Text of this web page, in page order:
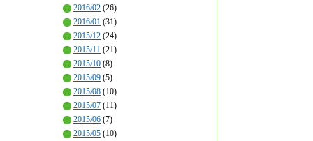
2016/02 (26)
2016/01 (31)
2015/12 (24)
2015/11 (21)
2015/10 (8)
2015/09 (5)
2015/08 (10)
2015/07 (11)
2015/06 (7)
2015/05 (10)